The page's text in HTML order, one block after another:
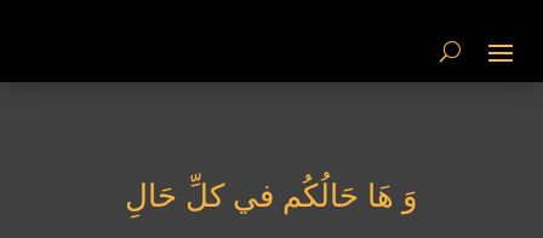
وَ هَا حَالُكُم في كلِّ حَالِ